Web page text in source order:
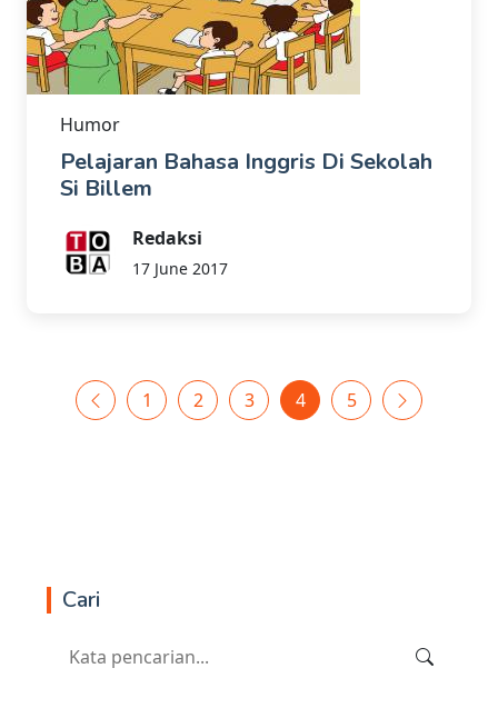
Humor
Pelajaran Bahasa Inggris Di Sekolah
Si Billem
Redaksi
17 June 2017
1 2 3 4 5
Cari